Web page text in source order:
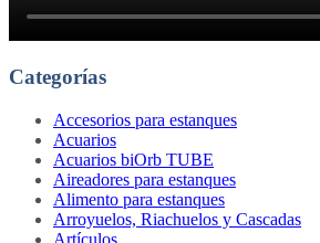
Categorías
Accesorios para estanques
Acuarios
Acuarios biOrb TUBE
Aireadores para estanques
Alimento para estanques
Arroyuelos, Riachuelos y Cascadas
Artículos